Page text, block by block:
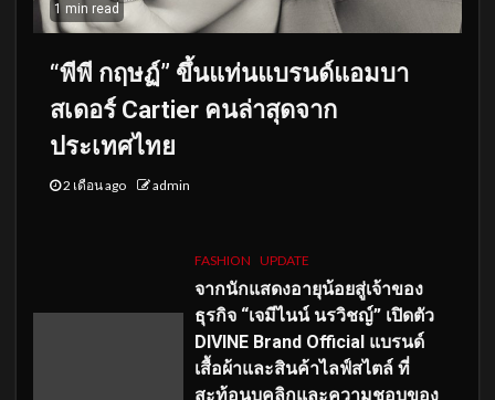
1 min read
“พีพี กฤษฏ์” ขึ้นแท่นแบรนด์แอมบา
สเดอร์ Cartier คนล่าสุดจาก
ประเทศไทย
2 เดือน ago admin
FASHION UPDATE
จากนักแสดงอายุน้อยสู่เจ้าของ
ธุรกิจ “เจมีไนน์ นรวิชญ์” เปิดตัว
DIVINE Brand Official แบรนด์
เสื้อผ้าและสินค้าไลฟ์สไตล์ ที่
สะท้อนบุคลิกและความชอบของ